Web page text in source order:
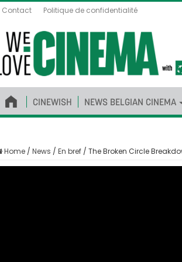
Contact Politique de confidentialité
CINEWISH NEWS BELGIAN CINEMA
Home / News / En bref / The Broken Circle